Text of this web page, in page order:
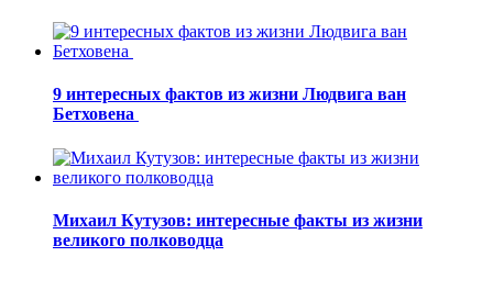
9 интересных фактов из жизни Людвига ван
Бетховена
Михаил Кутузов: интересные факты из жизни
великого полководца